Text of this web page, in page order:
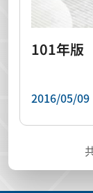
101年版
2016/05/09